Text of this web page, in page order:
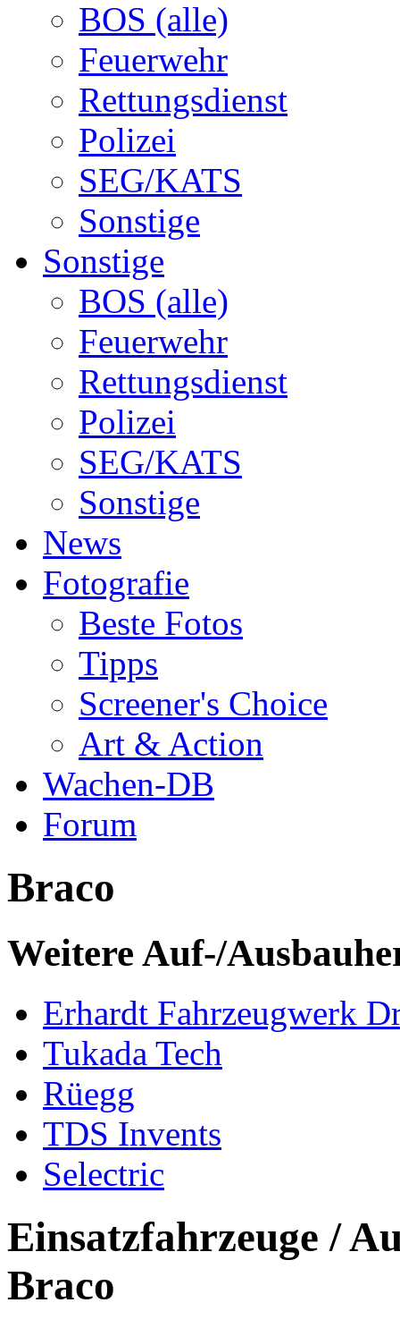
BOS (alle)
Feuerwehr
Rettungsdienst
Polizei
SEG/KATS
Sonstige
Sonstige
BOS (alle)
Feuerwehr
Rettungsdienst
Polizei
SEG/KATS
Sonstige
News
Fotografie
Beste Fotos
Tipps
Screener's Choice
Art & Action
Wachen-DB
Forum
Braco
Weitere Auf-/
Erhardt Fahrzeugwerk
Tukada Tech
Rüegg
TDS Invents
Selectric
Einsatzfahrzeuge /
Braco